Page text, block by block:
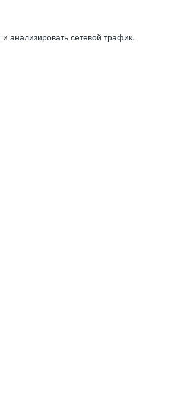
анализировать сетевой трафик.